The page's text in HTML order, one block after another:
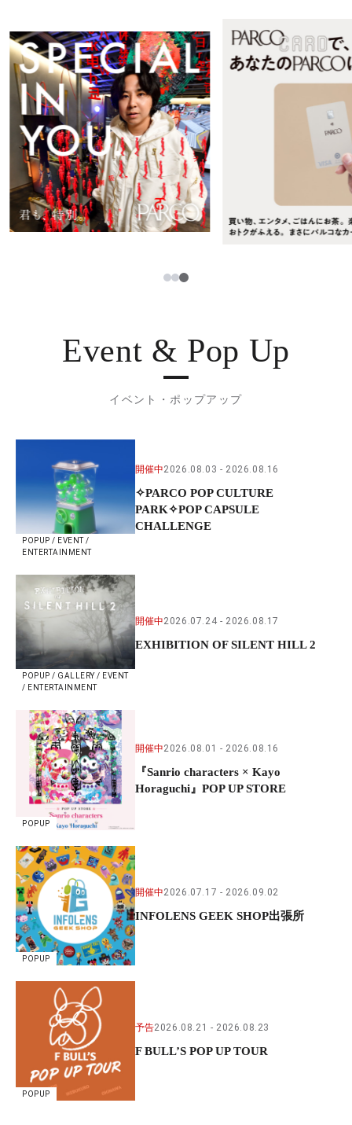
TAX FREE
PARCOメンバーズ
JP
日本語
12
Event & Pop Up
イベント・ポップアップ
POPUP / EVENT /
ENTERTAINMENT
開催中2026.08.03 2026.08.16
✧PARCO POP CULTURE
PARK✧POP CAPSULE
CHALLENGE
POPUP / GALLERY / EVENT
/ ENTERTAINMENT
開催中2026.07.24 2026.08.17
EXHIBITION OF SILENT HILL 2
POPUP
開催中2026.08.01 2026.08.16
『Sanrio characters × Kayo
Horaguchi』POP UP STORE
POPUP
開催中2026.07.17 2026.09.02
INFOLENS GEEK SHOP出張所
POPUP
予告2026.08.21 2026.08.23
F BULL’S POP UP TOUR